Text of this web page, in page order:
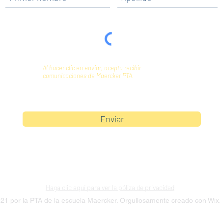
Al hacer clic en enviar, acepta recibir
comunicaciones de Maercker PTA.
Enviar
Haga clic aquí para ver la póliza de privacidad
por la PTA de la escuela Maercker. Orgullosamente creado con